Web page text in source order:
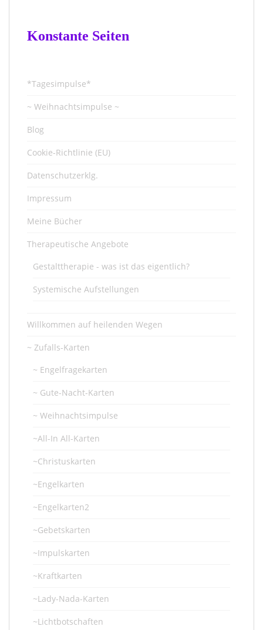
Konstante Seiten
*Tagesimpulse*
~ Weihnachtsimpulse ~
Blog
Cookie-Richtlinie (EU)
Datenschutzerklg.
Impressum
Meine Bücher
Therapeutische Angebote
Gestalttherapie - was ist das eigentlich?
Systemische Aufstellungen
Willkommen auf heilenden Wegen
~ Zufalls-Karten
~ Engelfragekarten
~ Gute-Nacht-Karten
~ Weihnachtsimpulse
~All-In All-Karten
~Christuskarten
~Engelkarten
~Engelkarten2
~Gebetskarten
~Impulskarten
~Kraftkarten
~Lady-Nada-Karten
~Lichtbotschaften